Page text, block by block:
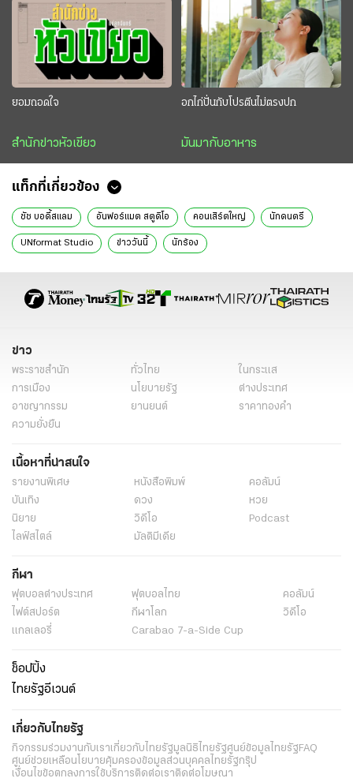
ยอมถอดใจ
สำนักข่าวหัวเขียว
อกไก่ปั่นกับโปรตีนไม่ตรงปก
มันมากับอาหาร
แท็กที่เกี่ยวข้อง
ชัช บอดี้สแลม อันฟอร์แมต สตูดิโอ คอนเสิร์ตใหญ่ นักดนตรี
UNformat Studio ข่าววันนี้ นักร้อง
ข่าว
พระราชสำนัก ทั่วไทย
ในกระแส
การเมือง
นโยบายรัฐ
ต่างประเทศ
อาชญากรรม
ยานยนต์
ราคาทองคำ
ความยั่งยืน
เนื้อหาที่น่าสนใจ
รายงานพิเศษ หนังสือพิมพ์
คอลัมน์
บันเทิง
ดวง
หวย
นิยาย
วิดีโอ
Podcast
ไลฟ์สไตล์
มัลติมีเดีย
กีฬา
ฟุตบอลต่่างประเทศ ฟุตบอลไทย
คอลัมน์
ไฟต์สปอร์ต
กีฬาโลก
วิดีโอ
แกลเลอรี่
Carabao 7-a-Side Cup
ช็อปปิ้ง
ไทยรัฐอีเวนต์
เกี่ยวกับไทยรัฐ
กิจกรรมร่วมงานกับเราเกี่ยวกับไทยรัฐมูลนิธิไทยรัฐศูนย์ข้อมูลไทยรัฐFAQ
ศูนย์ช่วยเหลือนโยบายคุ้มครองข้อมูลส่วนบุคคลไทยรัฐกรุ๊ป
เงื่อนไขข้อตกลงการใช้บริการติดต่อเราติดต่อโฆษณา